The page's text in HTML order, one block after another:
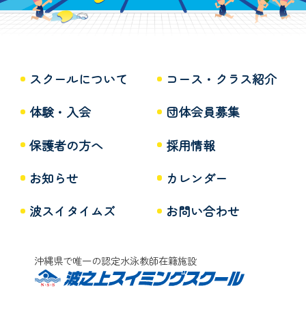
スクールについて
コース・クラス紹介
体験・入会
団体会員募集
保護者の方へ
採用情報
お知らせ
カレンダー
波スイタイムズ
お問い合わせ
沖縄県で唯一の認定水泳教師在籍施設